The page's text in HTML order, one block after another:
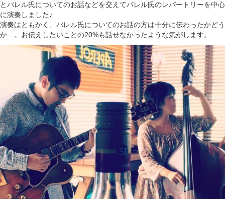
とバレル氏についてのお話などを交えてバレル氏のレパートリーを中心
に演奏しました♪
演奏はともかく、バレル氏についてのお話の方は十分に伝わったかどう
か…。お伝えしたいことの20%も話せなかったような気がします。